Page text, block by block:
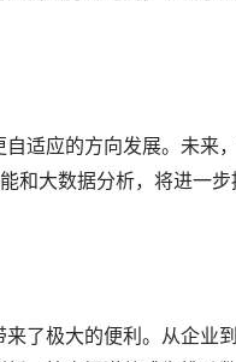
适应的方向发展。未来
和大数据分析，将进一
了极大的便利。从企业